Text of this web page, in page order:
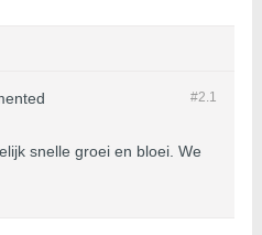
#2.1
snelle groei en bloei. We